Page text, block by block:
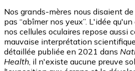
Nos grands-mères nous disaient
pas “abîmer nos yeux”. L'idée
nos cellules oculaires repose aussi
mauvaise interprétation
détaillée publiée en 2021 dans
Health, il n'existe aucune preuve